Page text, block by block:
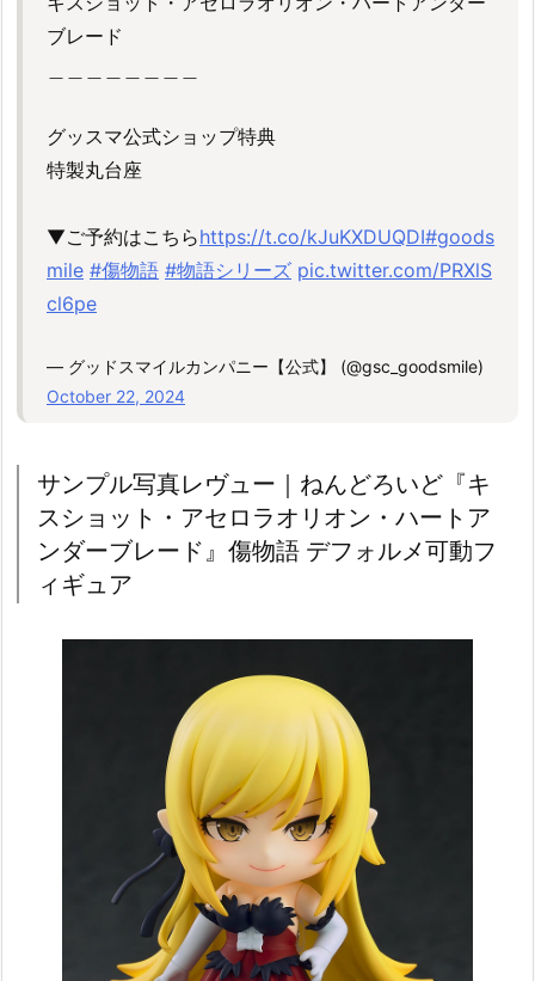
ブレード
グッスマ公式ショップ特典
特製丸台座
▼ご予約はこちらhttps://t.co/kJuKXDUQDI#goods
mile #傷物語 #物語シリーズ pic.twitter.com/PRXlS
cl6pe
— グッドスマイルカンパニー【公式】 (@gsc_goodsmile)
October 22, 2024
サンプル写真レヴュー｜ねんどろいど『キ
スショット・アセロラオリオン・ハートア
ンダーブレード』傷物語 デフォルメ可動フ
ィギュア